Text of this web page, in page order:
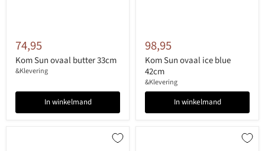
74,95
Kom Sun ovaal butter 33cm
&Klevering
In winkelmand
98,95
Kom Sun ovaal ice blue
42cm
&Klevering
In winkelmand